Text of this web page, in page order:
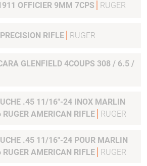
OFFICIER 9MM 7CPS RUGER
RIFLE RUGER
GLENFIELD 4COUPS 308 / 6.5 /
.45 11/16"-24 INOX MARLIN
AMERICAN RIFLE
RUGER
.45 11/16"-24 POUR MARLIN
AMERICAN RIFLE
RUGER